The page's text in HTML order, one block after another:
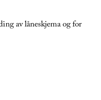
av låneskjema og for